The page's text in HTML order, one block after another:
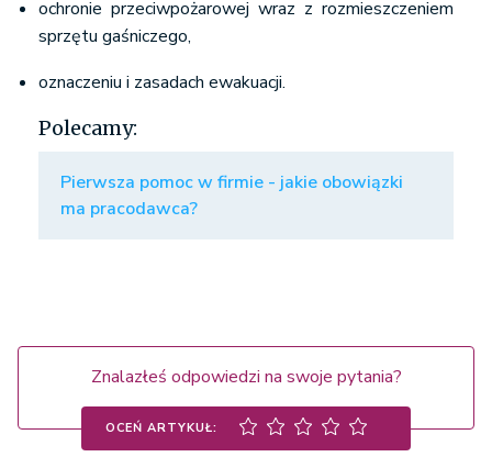
ochronie przeciwpożarowej wraz z rozmieszczeniem
sprzętu gaśniczego,
oznaczeniu i zasadach ewakuacji.
Polecamy:
Pierwsza pomoc w firmie - jakie obowiązki
ma pracodawca?
Znalazłeś odpowiedzi na swoje pytania?
OCEŃ ARTYKUŁ: